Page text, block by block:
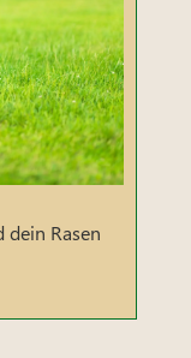
dein Rasen